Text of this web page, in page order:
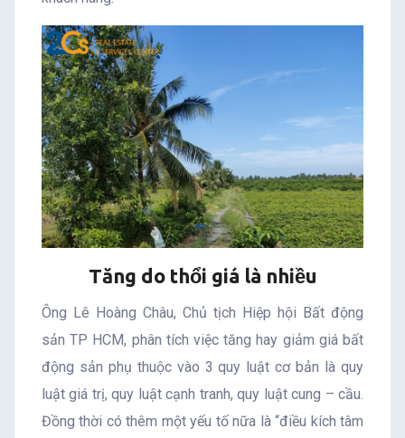
Tăng do thổi giá là nhiều
Ông Lê Hoàng Châu, Chủ tịch Hiệp hội Bất động
sản TP HCM, phân tích việc tăng hay giảm giá bất
động sản phụ thuộc vào 3 quy luật cơ bản là quy
luật giá trị, quy luật cạnh tranh, quy luật cung – cầu.
Đồng thời có thêm một yếu tố nữa là “điều kích tâm